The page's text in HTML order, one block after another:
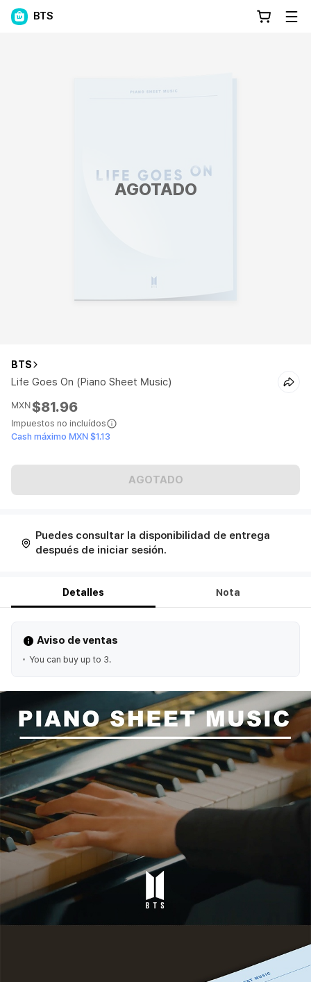
BTS
AGOTADO
BTS
Life Goes On (Piano Sheet Music)
MXN$81.96
Impuestos no incluídos
Cash máximo MXN $1.13
AGOTADO
Puedes consultar la disponibilidad de entrega
después de iniciar sesión.
Detalles Nota
Aviso de ventas
You can buy up to 3.